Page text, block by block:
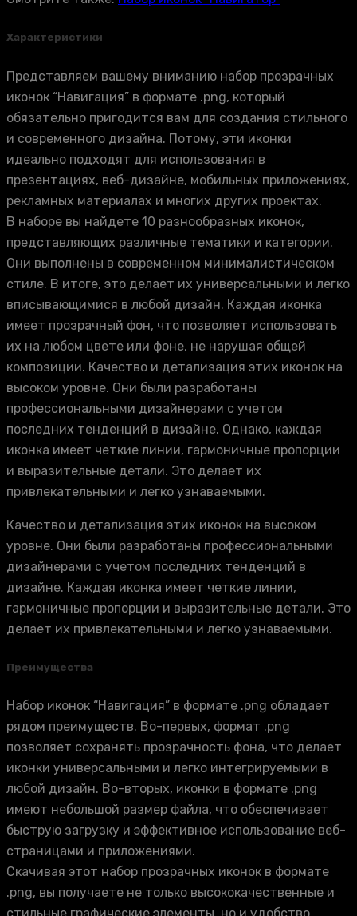
Характеристики
Представляем вашему вниманию набор прозрачных
иконок “Навигация” в формате .png, который
обязательно пригодится вам для создания стильного
и современного дизайна. Потому, эти иконки
идеально подходят для использования в
презентациях, веб-дизайне, мобильных приложениях,
рекламных материалах и многих других проектах.
В наборе вы найдете 10 разнообразных иконок,
представляющих различные тематики и категории.
Они выполнены в современном минималистическом
стиле. В итоге, это делает их универсальными и легко
вписывающимися в любой дизайн. Каждая иконка
имеет прозрачный фон, что позволяет использовать
их на любом цвете или фоне, не нарушая общей
композиции. Качество и детализация этих иконок на
высоком уровне. Они были разработаны
профессиональными дизайнерами с учетом
последних тенденций в дизайне. Однако, каждая
иконка имеет четкие линии, гармоничные пропорции
и выразительные детали. Это делает их
привлекательными и легко узнаваемыми.
Качество и детализация этих иконок на высоком
уровне. Они были разработаны профессиональными
дизайнерами с учетом последних тенденций в
дизайне. Каждая иконка имеет четкие линии,
гармоничные пропорции и выразительные детали. Это
делает их привлекательными и легко узнаваемыми.
Преимущества
Набор иконок “Навигация” в формате .png обладает
рядом преимуществ. Во-первых, формат .png
позволяет сохранять прозрачность фона, что делает
иконки универсальными и легко интегрируемыми в
любой дизайн. Во-вторых, иконки в формате .png
имеют небольшой размер файла, что обеспечивает
быструю загрузку и эффективное использование веб-
страницами и приложениями.
Скачивая этот набор прозрачных иконок в формате
.png, вы получаете не только высококачественные и